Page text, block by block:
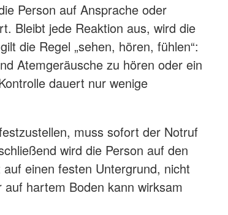
Person auf Ansprache oder
Bleibt jede Reaktion aus, wird die
die Regel „sehen, hören, fühlen“:
Atemgeräusche zu hören oder ein
dauert nur wenige
muss sofort der Notruf
wird die Person auf den
einen festen Untergrund, nicht
hartem Boden kann wirksam